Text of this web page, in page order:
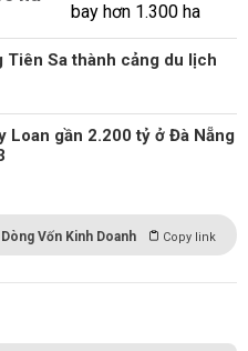
Tiên Sa thành cảng du lịch
Loan gần 2.200 tỷ ở Đà Nẵng
Dòng Vốn Kinh Doanh Copy link